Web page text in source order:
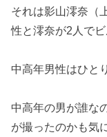
それは影山澪奈（
性と澪奈が2人で
中高年男性はひと
中高年の男が誰な
が撮ったのかも気